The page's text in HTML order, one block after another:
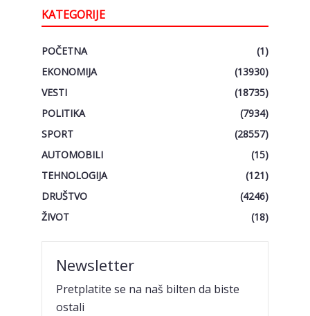
KATEGORIJE
POČETNA
(1)
EKONOMIJA
(13930)
VESTI
(18735)
POLITIKA
(7934)
SPORT
(28557)
AUTOMOBILI
(15)
TEHNOLOGIJA
(121)
DRUŠTVO
(4246)
ŽIVOT
(18)
Newsletter
Pretplatite se na naš bilten da biste
ostali